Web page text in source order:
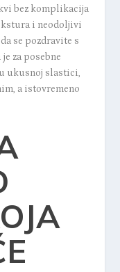
bez komplikacija
i neodoljivi
se pozdravite s
za posebne
ukusnoj slastici,
a istovremeno